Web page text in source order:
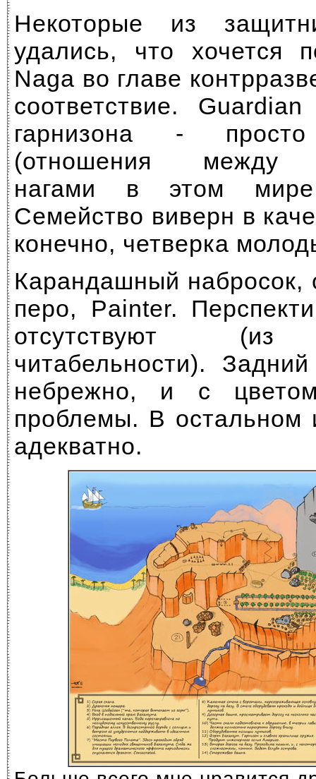
Некоторые из
удались, что хочется
Naga во главе
соответствие.
гарнизона - просто
(отношения между
нагами в этом
Семейство виверн в
конечно, четверка
Карандашный набросок,
перо, Painter.
отсутствуют (из
читабельности).
небрежно, и с
проблемы. В остальном
адекватно.